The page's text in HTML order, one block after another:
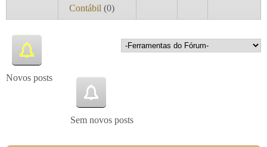
Contábil (0)
Novos posts
Sem novos posts